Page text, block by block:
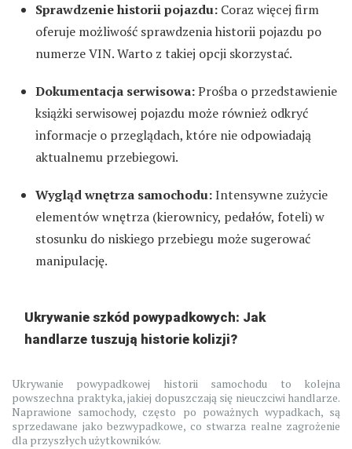
Sprawdzenie historii pojazdu: Coraz więcej firm
oferuje możliwość sprawdzenia historii pojazdu po
numerze VIN. Warto z takiej opcji skorzystać.
Dokumentacja serwisowa:Prośba o przedstawienie
książki serwisowej pojazdu może również odkryć
informacje o przeglądach, które nie odpowiadają
aktualnemu przebiegowi.
Wygląd wnętrza samochodu:Intensywne zużycie
elementów wnętrza (kierownicy, pedałów, foteli) w
stosunku do niskiego przebiegu może sugerować
manipulację.
Ukrywanie szkód powypadkowych: Jak
handlarze tuszują historie kolizji?
Ukrywanie powypadkowej historii samochodu to kolejna
powszechna praktyka, jakiej dopuszczają się nieuczciwi handlarze.
Naprawione samochody, często po poważnych wypadkach, są
sprzedawane jako bezwypadkowe, co stwarza realne zagrożenie
dla przyszłych użytkowników.